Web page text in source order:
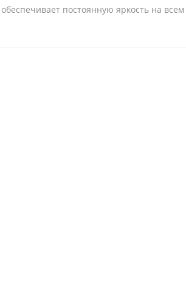
постоянную яркость на всем